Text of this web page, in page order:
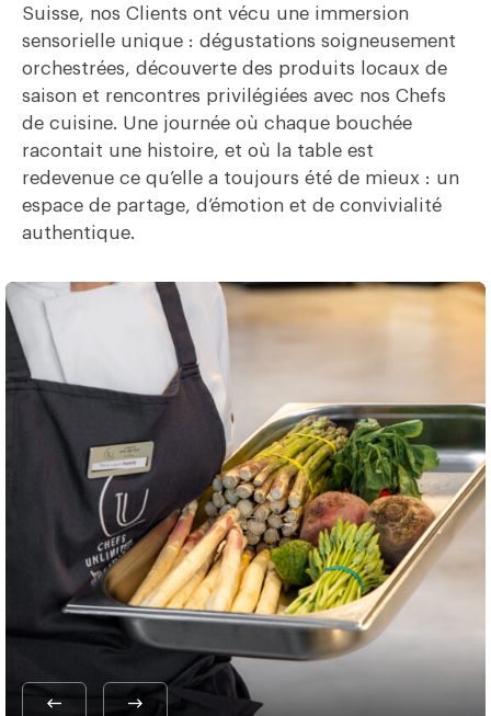
Suisse, nos Clients ont vécu une immersion
sensorielle unique : dégustations soigneusement
orchestrées, découverte des produits locaux de
saison et rencontres privilégiées avec nos Chefs
de cuisine. Une journée où chaque bouchée
racontait une histoire, et où la table est
redevenue ce qu’elle a toujours été de mieux : un
espace de partage, d’émotion et de convivialité
authentique.